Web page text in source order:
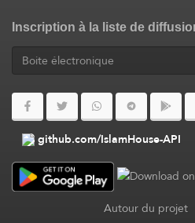
Inscription à la liste de
github.com/IslamHouse-API
Autour du projet